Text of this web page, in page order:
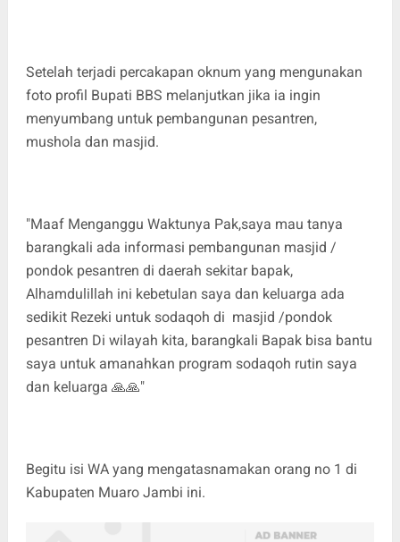
Setelah terjadi percakapan oknum yang mengunakan
foto profil Bupati BBS melanjutkan jika ia ingin
menyumbang untuk pembangunan pesantren,
mushola dan masjid.
"Maaf Menganggu Waktunya Pak,saya mau tanya
barangkali ada informasi pembangunan masjid /
pondok pesantren di daerah sekitar bapak,
Alhamdulillah ini kebetulan saya dan keluarga ada
sedikit Rezeki untuk sodaqoh di masjid /pondok
pesantren Di wilayah kita, barangkali Bapak bisa bantu
saya untuk amanahkan program sodaqoh rutin saya
dan keluarga 🙏🙏"
Begitu isi WA yang mengatasnamakan orang no 1 di
Kabupaten Muaro Jambi ini.